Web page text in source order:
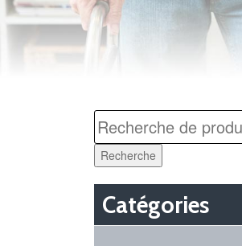
Recherche
Catégories